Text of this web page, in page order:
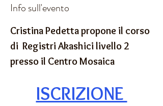
Info sull'evento
Cristina Pedetta propone il corso
di  Registri Akashici livello 2
presso il Centro Mosaica
ISCRIZIONE